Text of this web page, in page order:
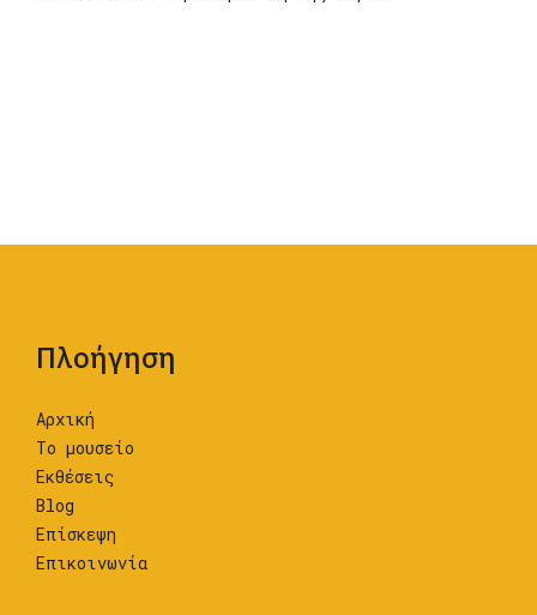
Πλοήγηση
Αρχική
Το μουσείο
Εκθέσεις
Blog
Επίσκεψη
Επικοινωνία